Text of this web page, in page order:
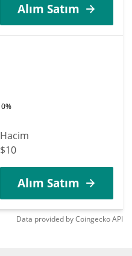
Alım Satım
0%
Hacim
$10
Alım Satım
Data provided byCoingeckoAPI